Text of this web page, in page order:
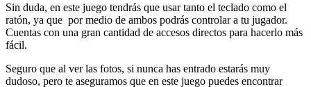
Sin duda, en este juego tendrás que usar tanto el teclado como el
ratón, ya que por medio de ambos podrás controlar a tu jugador.
Cuentas con una gran cantidad de accesos directos para hacerlo más
fácil.
Seguro que al ver las fotos, si nunca has entrado estarás muy
dudoso, pero te aseguramos que en este juego puedes encontrar